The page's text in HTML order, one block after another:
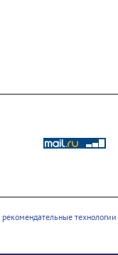
рекомендательные технологии